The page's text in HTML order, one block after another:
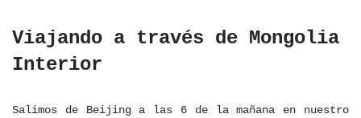
Viajando a través de Mongolia
Interior
Salimos de Beijing a las 6 de la mañana en nuestro